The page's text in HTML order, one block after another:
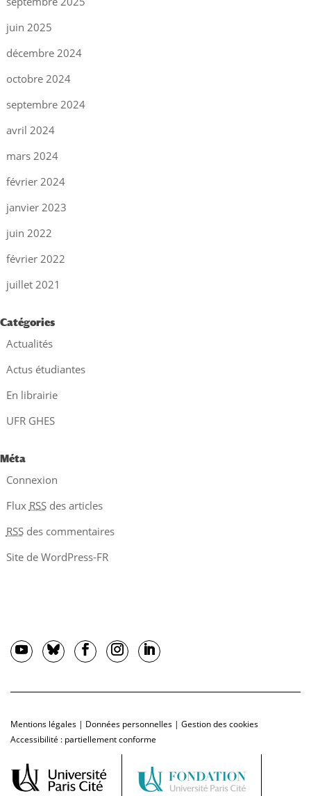
juin 2025
décembre 2024
octobre 2024
septembre 2024
avril 2024
mars 2024
février 2024
janvier 2023
juin 2022
février 2022
juillet 2021
Catégories
Actualités
Actus étudiantes
En librairie
UFR GHES
Méta
Connexion
Flux RSSdes articles
RSSdes commentaires
Site de WordPress-FR
Mentions légales | Données personnelles | Gestion des cookies
Accessibilité : partiellement conforme